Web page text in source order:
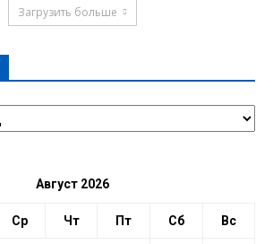
Загрузить больше
Август 2026
Ср Чт Пт Сб Вс